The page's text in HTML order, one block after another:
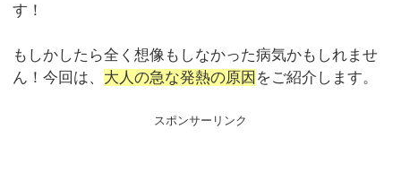
す！
もしかしたら全く想像もしなかった病気かもしれませ
ん！今回は、 大人の急な発熱の原因 をご紹介します。
スポンサーリンク